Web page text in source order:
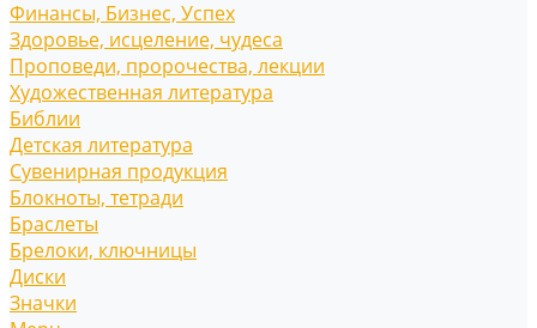
Финансы, Бизнес, Успех
Здоровье, исцеление, чудеса
Проповеди, пророчества, лекции
Художественная литература
Библии
Детская литература
Сувенирная продукция
Блокноты, тетради
Браслеты
Брелоки, ключницы
Диски
Значки